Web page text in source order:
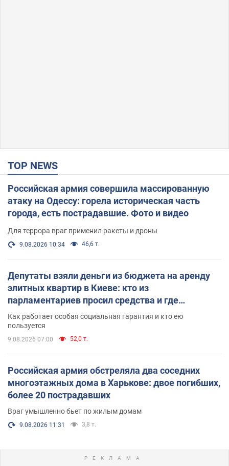
TOP NEWS
Российская армия совершила массированную
атаку на Одессу: горела историческая часть
города, есть пострадавшие. Фото и видео
Для террора враг применил ракеты и дроны
9.08.2026 10:34 46,6 т.
Депутаты взяли деньги из бюджета на аренду
элитных квартир в Киеве: кто из
парламентариев просил средства и где
поселился
Как работает особая социальная гарантия и кто ею
пользуется
9.08.2026 07:00 52,0 т.
Российская армия обстреляла два соседних
многоэтажных дома в Харькове: двое погибших,
более 20 пострадавших
Враг умышленно бьет по жилым домам
9.08.2026 11:31 3,8 т.